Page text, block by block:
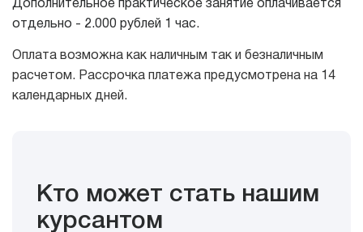
Дополнительное практическое занятие оплачивается
отдельно - 2.000 рублей 1 час.
Оплата возможна как наличным так и безналичным
расчетом. Рассрочка платежа предусмотрена на 14
календарных дней.
Кто может стать нашим
курсантом